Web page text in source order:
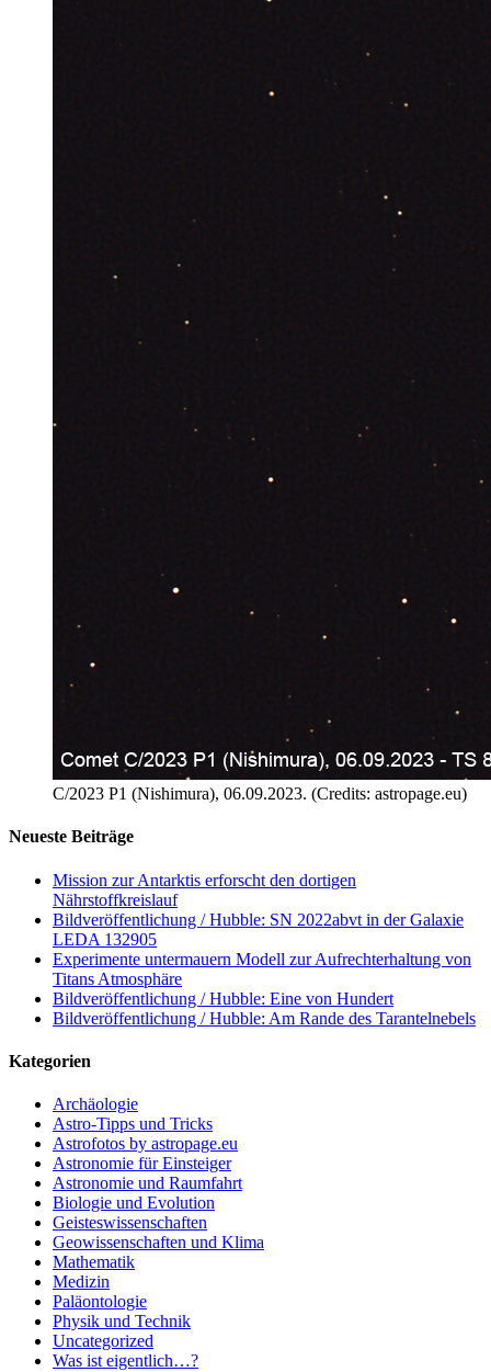
C/2023 P1 (Nishimura), 06.09.2023. (Credits: astropage.eu)
Neueste Beiträge
Mission zur Antarktis erforscht den dortigen
Nährstoffkreislauf
Bildveröffentlichung / Hubble: SN 2022abvt in der Galaxie
LEDA 132905
Experimente untermauern Modell zur Aufrechterhaltung von
Titans Atmosphäre
Bildveröffentlichung / Hubble: Eine von Hundert
Bildveröffentlichung / Hubble: Am Rande des Tarantelnebels
Kategorien
Archäologie
Astro-Tipps und Tricks
Astrofotos by astropage.eu
Astronomie für Einsteiger
Astronomie und Raumfahrt
Biologie und Evolution
Geisteswissenschaften
Geowissenschaften und Klima
Mathematik
Medizin
Paläontologie
Physik und Technik
Uncategorized
Was ist eigentlich…?